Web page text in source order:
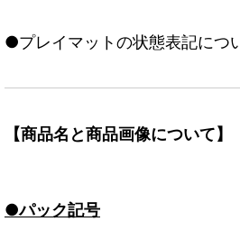
●プレイマットの状態表記につ
【商品名と商品画像について】
●パック記号